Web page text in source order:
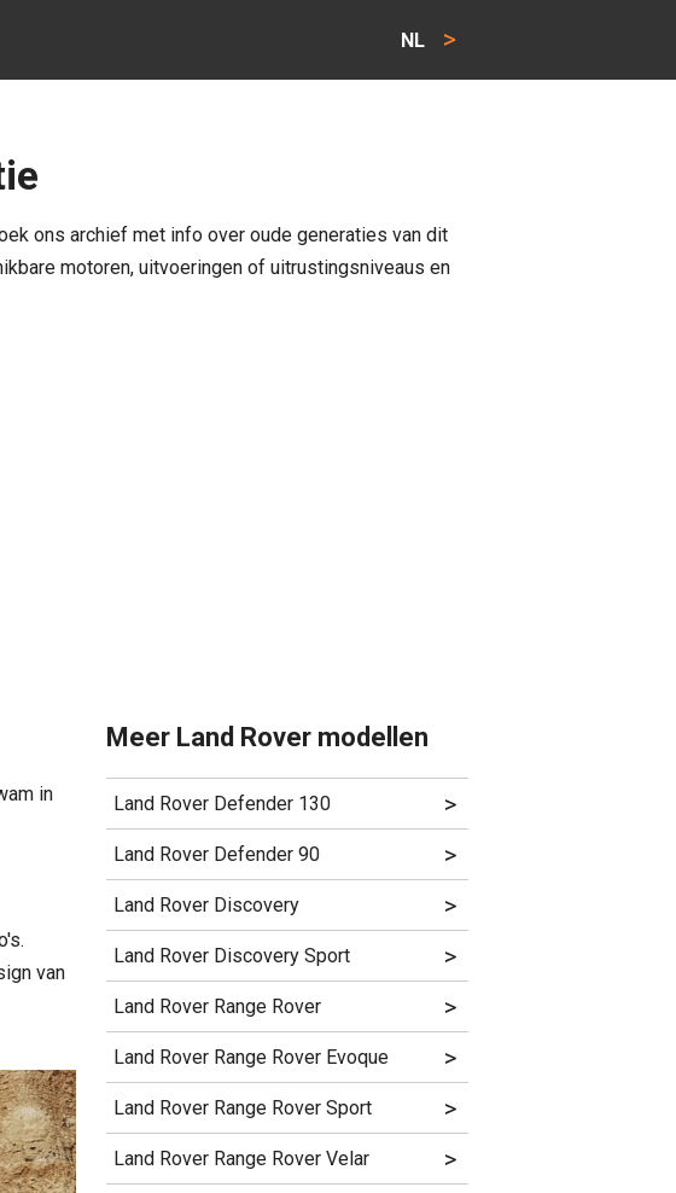
NL >
ons archief met info over oude generaties van dit
motoren, uitvoeringen of uitrustingsniveaus en
in
van
Meer Land Rover modellen
Land Rover Defender 130 >
Land Rover Defender 90 >
Land Rover Discovery >
Land Rover Discovery Sport >
Land Rover Range Rover >
Land Rover Range Rover Evoque >
Land Rover Range Rover Sport >
Land Rover Range Rover Velar >